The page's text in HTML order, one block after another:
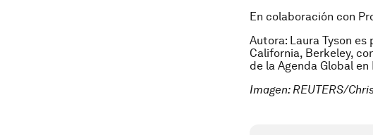
En colaboración con
Autora: Laura Tyson
California, Berkeley,
de la Agenda Global
Imagen: REUTERS/